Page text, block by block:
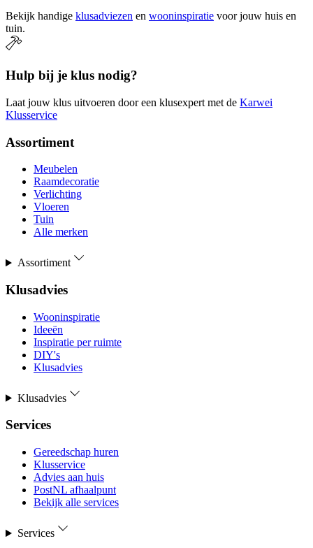
Bekijk handige klusadviezen en wooninspiratie voor jouw huis en
tuin.
Hulp bij je klus nodig?
Laat jouw klus uitvoeren door een klusexpert met de Karwei
Klusservice
Assortiment
Meubelen
Raamdecoratie
Verlichting
Vloeren
Tuin
Alle merken
Assortiment
Klusadvies
Wooninspiratie
Ideeën
Inspiratie per ruimte
DIY's
Klusadvies
Klusadvies
Services
Gereedschap huren
Klusservice
Advies aan huis
PostNL afhaalpunt
Bekijk alle services
Services